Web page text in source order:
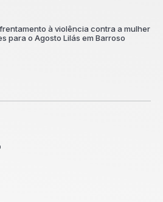
à violência contra a mulher
para o Agosto Lilás em Barroso